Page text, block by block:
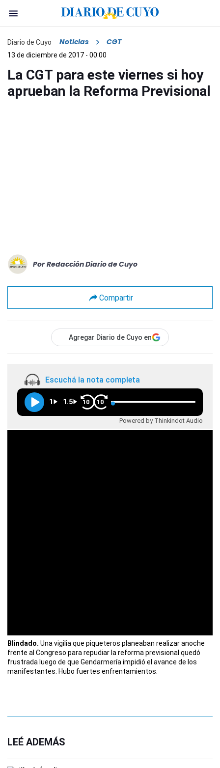
Diario de Cuyo Noticias CGT
13 de diciembre de 2017 - 00:00
La CGT para este viernes si hoy
aprueban la Reforma Previsional
Por Redacción Diario de Cuyo
Compartir
Agregar Diario de Cuyo en
Escuchá la nota completa
1 1.5 10 10
Powered by Thinkindot Audio
Blindado. Una vigilia que piqueteros planeaban realizar anoche
frente al Congreso para repudiar la reforma previsional quedó
frustrada luego de que Gendarmería impidió el avance de los
manifestantes. Hubo fuertes enfrentamientos.
LEÉ ADEMÁS